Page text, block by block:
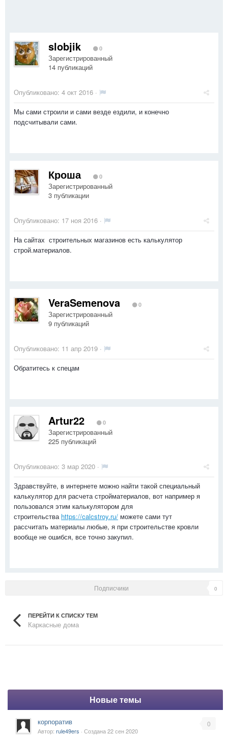
slobjik 0
Зарегистрированный
14 публикаций
Опубликовано: 4 окт 2016 ·
Мы сами строили и сами везде ездили, и конечно
подсчитывали сами.
Кроша 0
Зарегистрированный
3 публикации
Опубликовано: 17 ноя 2016 ·
На сайтах строительных магазинов есть калькулятор
строй.материалов.
VeraSemenova 0
Зарегистрированный
9 публикаций
Опубликовано: 11 апр 2019 ·
Обратитесь к спецам
Artur22 0
Зарегистрированный
225 публикаций
Опубликовано: 3 мар 2020 ·
Здравствуйте, в интернете можно найти такой специальный
калькулятор для расчета стройматериалов, вот например я
пользовался этим калькулятором для
строительства https://calcstroy.ru/ можете сами тут
рассчитать материалы любые, я при строительстве кровли
вообще не ошибся, все точно закупил.
Подписчики 0
ПЕРЕЙТИ К СПИСКУ ТЕМ
Каркасные дома
Новые темы
0
корпоратив
Автор: rule49ers · Создана22 сен 2020